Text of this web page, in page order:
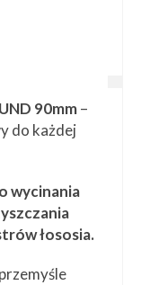
90mm–
do każdej
wycinania
łososia.